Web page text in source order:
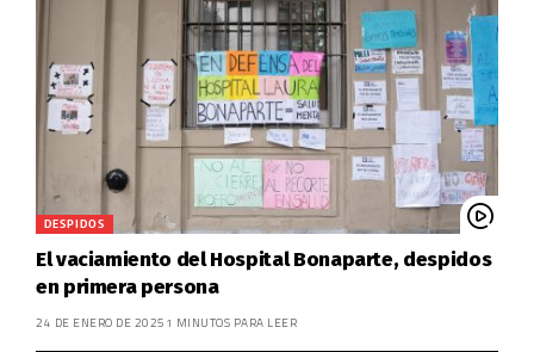
DESPIDOS
El vaciamiento del Hospital Bonaparte, despidos
en primera persona
24 DE ENERO DE 2025 1 MINUTOS PARA LEER